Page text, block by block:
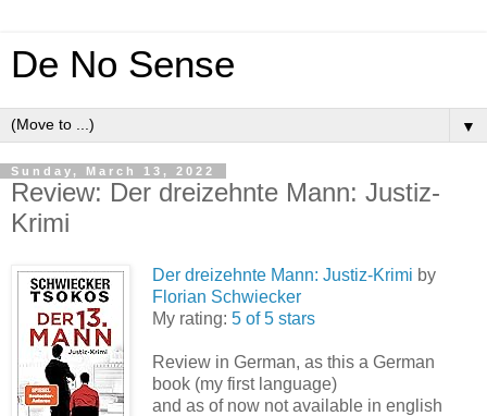
De No Sense
▼
Sunday, March 13, 2022
Review: Der dreizehnte Mann: Justiz-
Krimi
Der dreizehnte Mann: Justiz-Krimi by
Florian Schwiecker
My rating: 5 of 5 stars
Review in German, as this a German
book (my first language)
and as of now not available in english